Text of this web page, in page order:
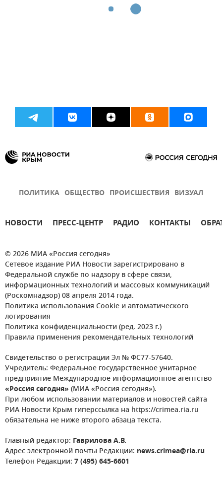
ПОЛИТИКА ОБЩЕСТВО ПРОИСШЕСТВИЯ ВИЗУАЛ
НОВОСТИ ПРЕСС-ЦЕНТР РАДИО КОНТАКТЫ
© 2026 МИА «Россия сегодня»
Сетевое издание РИА Новости зарегистрировано в
Федеральной службе по надзору в сфере связи,
информационных технологий и массовых коммуникаций
(Роскомнадзор) 08 апреля 2014 года.
Политика использования Cookie и автоматического
логирования
Политика конфиденциальности (ред. 2023 г.)
Правила применения рекомендательных технологий
Свидетельство о регистрации Эл № ФС77-57640.
Учредитель: Федеральное государственное унитарное
предприятие Международное информационное агентство
«Россия сегодня» (МИА «Россия сегодня»).
При любом использовании материалов и новостей сайта
РИА Новости Крым гиперссылка на https://crimea.ria.ru
обязательна не ниже второго абзаца текста.
Главный редактор: Гаврилова А.В.
Адрес электронной почты Редакции: news.crimea@ria.ru
Телефон Редакции: 7 (495) 645-6601